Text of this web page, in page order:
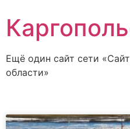
Ещё один сайт сети
области»